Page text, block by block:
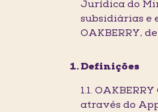
Jurídica do
subsidiárias e
OAKBERRY,
Definições
1.1.
através do